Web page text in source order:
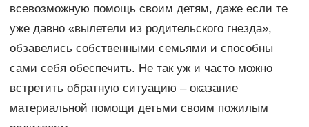
всевозможную помощь своим детям, даже если те
уже давно «вылетели из родительского гнезда»,
обзавелись собственными семьями и способны
сами себя обеспечить. Не так уж и часто можно
встретить обратную ситуацию – оказание
материальной помощи детьми своим пожилым